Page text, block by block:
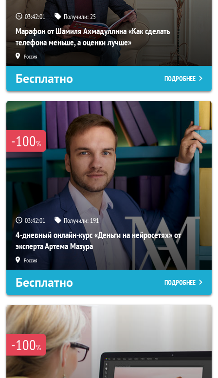
03:41:58 Получили:25
Марафон от Шамиля Ахмадуллина «Как сделать
телефона меньше, а оценки лучше»
Россия
Бесплатно ПОДРОБНЕЕ
-100%
03:41:58 Получили: 191
4-дневный онлайн-курс «Деньги на нейросетях» от
эксперта Артема Мазура
Россия
Бесплатно ПОДРОБНЕЕ
-100%